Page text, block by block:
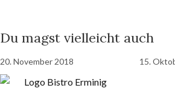
Du magst vielleicht auch
20. November 2018 15.